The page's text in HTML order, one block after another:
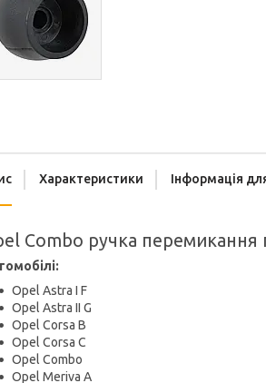
Характеристики Інформація
Combo ручка
Opel Astra I F
Opel Astra II G
Opel Corsa B
Opel Corsa C
Opel Combo
Opel Meriva A